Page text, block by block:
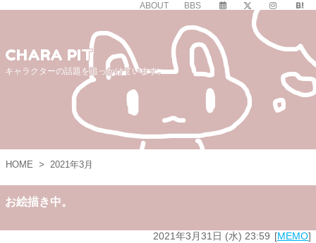
ABOUT BBS
CHARA PIT
キャラクターの話題を追っかけています。
HOME > 2021年3月
お絵描き中。
2021年3月31日 (水) 23:59 MEMO